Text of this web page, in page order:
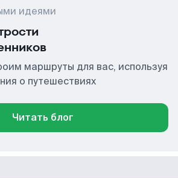
идеями
маршруты для вас, используя
о путешествиях
Читать блог